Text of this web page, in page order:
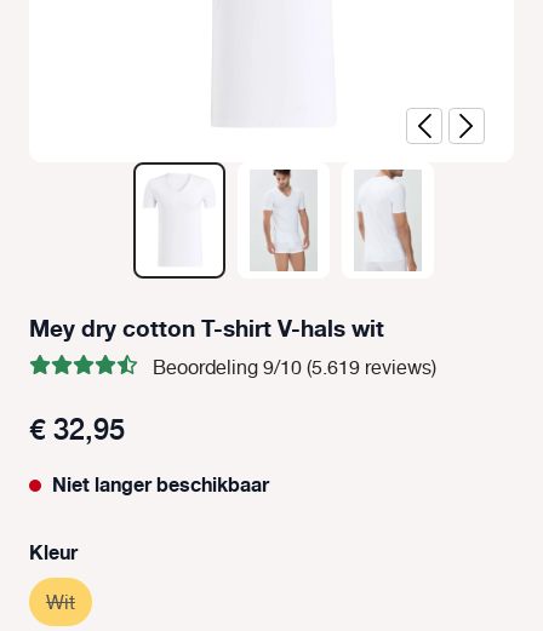
Mey dry cotton T-shirt V-hals wit
Beoordeling 9/10 (5.619 reviews)
€ 32,95
Niet langer beschikbaar
Selecteer
Kleur
Wit(Deze optie is momenteel niet beschikbaar.)